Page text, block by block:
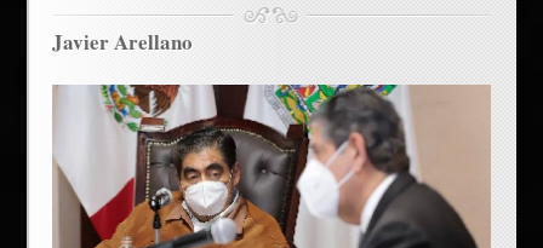
Javier Arellano